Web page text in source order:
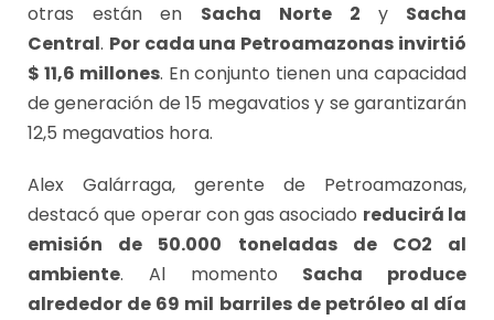
otras están en Sacha Norte 2 y Sacha
Central. Por cada una Petroamazonas invirtió
$ 11,6 millones. En conjunto tienen una capacidad
de generación de 15 megavatios y se garantizarán
12,5 megavatios hora.
Alex Galárraga, gerente de Petroamazonas,
destacó que operar con gas asociado reducirá la
emisión de 50.000 toneladas de CO2 al
ambiente. Al momento Sacha produce
alrededor de 69 mil barriles de petróleo al día